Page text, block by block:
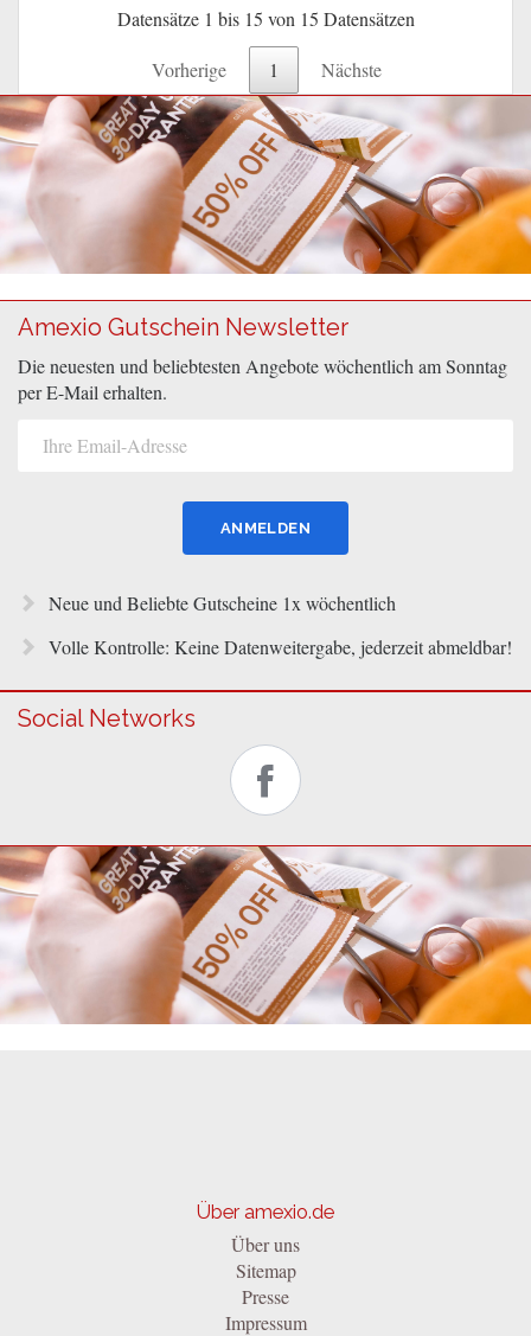
Datensätze 1 bis 15 von 15 Datensätzen
Vorherige 1 Nächste
Amexio Gutschein Newsletter
Die neuesten und beliebtesten Angebote wöchentlich am Sonntag
per E-Mail erhalten.
Neue und Beliebte Gutscheine 1x wöchentlich
Volle Kontrolle: Keine Datenweitergabe, jederzeit abmeldbar!
Social Networks
Über amexio.de
Über uns
Sitemap
Presse
Impressum